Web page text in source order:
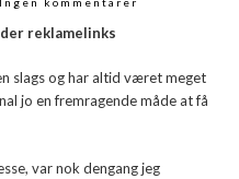
Ingen kommentarer
reklamelinks
slags og har altid været meget
jo en fremragende måde at få
var nok dengang jeg